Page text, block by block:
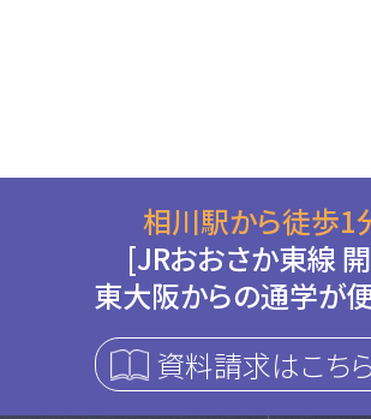
相川駅から徒歩1
[JRおおさか東線
東大阪からの通学が便
資料請求はこち